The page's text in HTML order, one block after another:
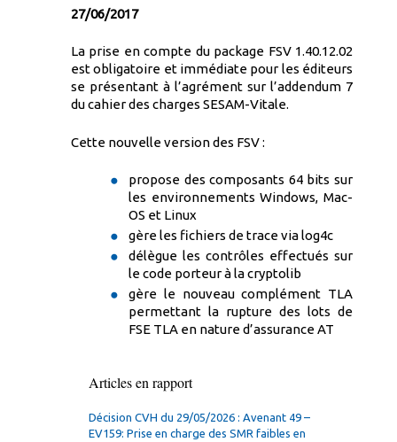
27/06/2017
La prise en compte du package FSV 1.40.12.02
est obligatoire et immédiate pour les éditeurs
se présentant à l’agrément sur l’addendum 7
du cahier des charges SESAM-Vitale.
Cette nouvelle version des FSV :
propose des composants 64 bits sur
les environnements Windows, Mac-
OS et Linux
gère les fichiers de trace via log4c
délègue les contrôles effectués sur
le code porteur à la cryptolib
gère le nouveau complément TLA
permettant la rupture des lots de
FSE TLA en nature d’assurance AT
Articles en rapport
Décision CVH du 29/05/2026 : Avenant 49 –
EV159: Prise en charge des SMR faibles en